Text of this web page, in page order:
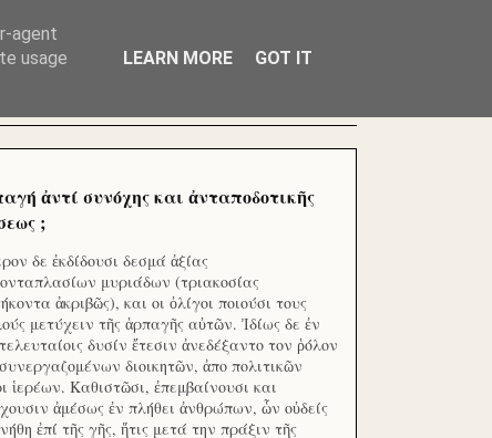
ἀντί συνόχης και ἀνταποδοτικῆς
;
δε ἐκδίδουσι δεσμά ἀξίας
μυριάδων (τριακοσίας
ἀκριβῶς), και οι ὀλίγοι ποιούσι τους
μετύχειν τῆς ἁρπαγῆς αὐτῶν. Ἰδίως δε ἐν
δυσίν ἔτεσιν ἀνεδέξαντο τον ῥόλον
διοικητῶν, ἀπο πολιτικῶν
ἱερέων. Καθιστῶσι, ἐπεμβαίνουσι και
ἀμέσως ἐν πλήθει ἀνθρώπων, ὧν οὐδείς
ἐπί τῆς γῆς, ἥτις μετά την πράξιν τῆς
agent
usage
LEARN MORE GOT IT